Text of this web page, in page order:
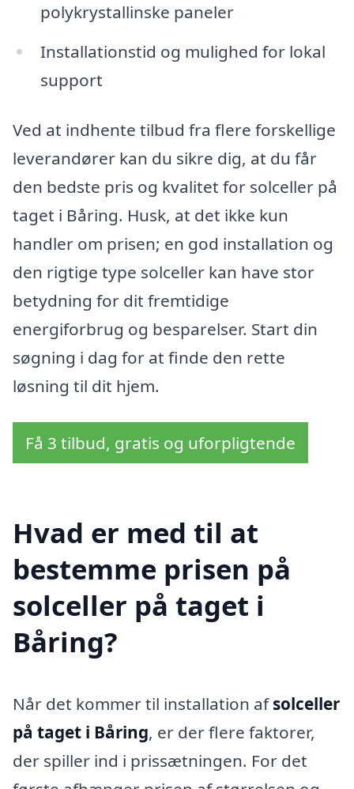
polykrystallinske paneler
Installationstid og mulighed for lokal
support
Ved at indhente tilbud fra flere forskellige
leverandører kan du sikre dig, at du får
den bedste pris og kvalitet for solceller på
taget i Båring. Husk, at det ikke kun
handler om prisen; en god installation og
den rigtige type solceller kan have stor
betydning for dit fremtidige
energiforbrug og besparelser. Start din
søgning i dag for at finde den rette
løsning til dit hjem.
Få 3 tilbud, gratis og uforpligtende
Hvad er med til at
bestemme prisen på
solceller på taget i
Båring?
Når det kommer til installation afsolceller
på taget i Båring, er der flere faktorer,
der spiller ind i prissætningen. For det